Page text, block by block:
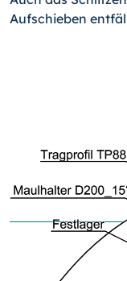
Aufschieben